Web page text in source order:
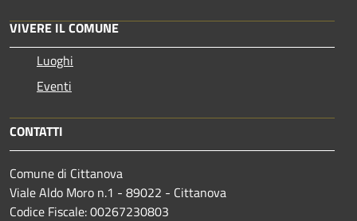
VIVERE IL COMUNE
Luoghi
Eventi
CONTATTI
Comune di Cittanova
Viale Aldo Moro n.1 - 89022 - Cittanova
Codice Fiscale: 00267230803